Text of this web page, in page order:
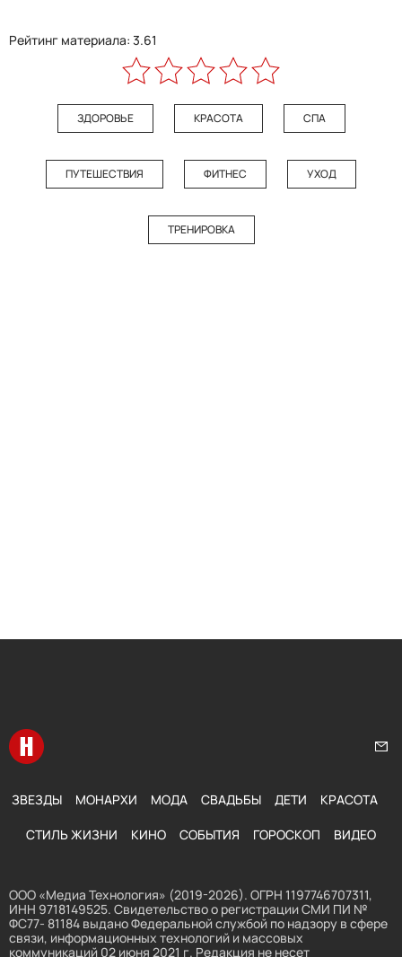
Рейтинг материала: 3.61
ЗДОРОВЬЕ КРАСОТА СПА
ПУТЕШЕСТВИЯ ФИТНЕС УХОД
ТРЕНИРОВКА
Перейти на главную
ЗВЕЗДЫ МОНАРХИ МОДА СВАДЬБЫ ДЕТИ КРАСОТА
СТИЛЬ ЖИЗНИ КИНО СОБЫТИЯ ГОРОСКОП ВИДЕО
ООО «Медиа Технология» (2019-2026). ОГРН 1197746707311,
ИНН 9718149525. Свидетельство о регистрации СМИ ПИ №
ФС77- 81184 выдано Федеральной службой по надзору в сфере
связи, информационных технологий и массовых
коммуникаций 02 июня 2021 г. Редакция не несет